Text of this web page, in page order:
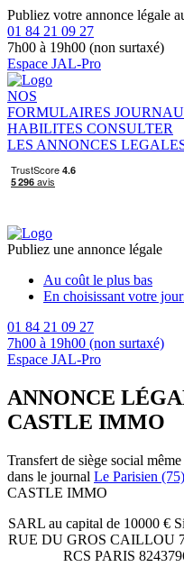
Publiez votre annonce légale
01 84 21 09 27
7h00 à 19h00 (non surtaxé)
Espace JAL-Pro
NOS
FORMULAIRES
HABILITES CONSULTER
LES ANNONCES
Publiez une annonce légale
Au coût le plus bas
En choisissant votre
01 84 21 09 27
7h00 à 19h00 (non surtaxé)
Espace JAL-Pro
ANNONCE
CASTLE IMMO
Transfert de siège social
dans le journal Le Parisien (75)
CASTLE IMMO
SARL au capital de 10000 €
RUE DU GROS CAILLOU
RCS PARIS